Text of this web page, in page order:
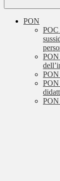
PON
PON
PON
PON
PON